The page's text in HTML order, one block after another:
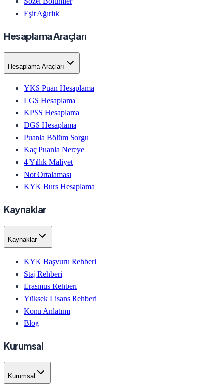
Eşit Ağırlık
Hesaplama Araçları
Hesaplama Araçları
YKS Puan Hesaplama
LGS Hesaplama
KPSS Hesaplama
DGS Hesaplama
Puanla Bölüm Sorgu
Kaç Puanla Nereye
4 Yıllık Maliyet
Not Ortalaması
KYK Burs Hesaplama
Kaynaklar
Kaynaklar
KYK Başvuru Rehberi
Staj Rehberi
Erasmus Rehberi
Yüksek Lisans Rehberi
Konu Anlatımı
Blog
Kurumsal
Kurumsal